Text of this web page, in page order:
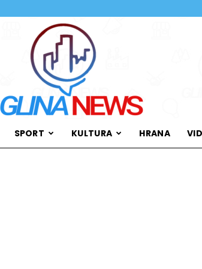
SPORT KULTURA HRANA